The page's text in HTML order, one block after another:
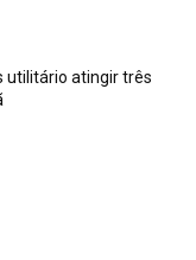
utilitário atingir três